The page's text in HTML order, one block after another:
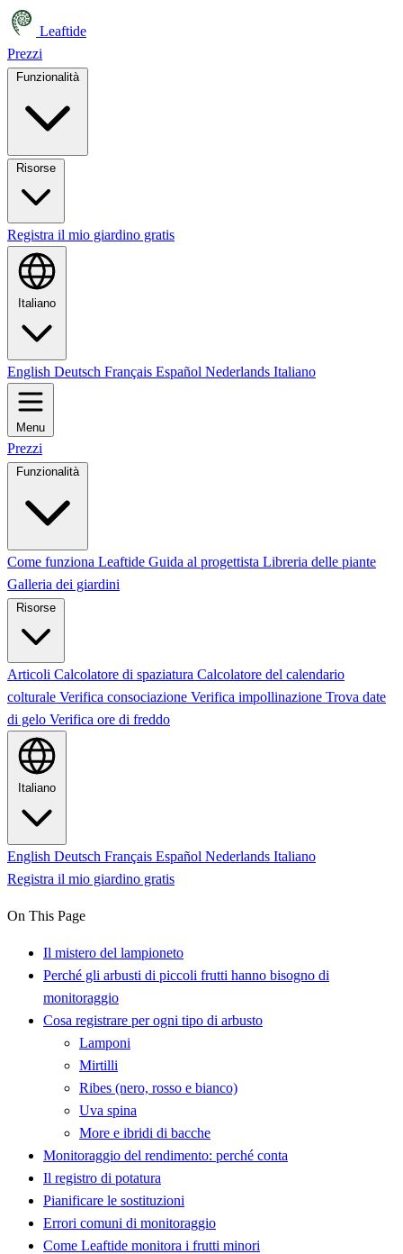
Leaftide
Prezzi
Funzionalità
Registra il mio giardino gratis
Italiano
English Deutsch Français Español Nederlands Italiano
Menu
Prezzi
Funzionalità
Come funziona Leaftide Guida al progettista Libreria delle piante
Galleria dei giardini
Risorse
Articoli Calcolatore di spaziatura Calcolatore del calendario
colturale Verifica consociazione Verifica impollinazione Trova date
di gelo Verifica ore di freddo
Italiano
English Deutsch Français Español Nederlands Italiano
Registra il mio giardino gratis
On This Page
Il mistero del lampioneto
Perché gli arbusti di piccoli frutti hanno bisogno di
monitoraggio
Cosa registrare per ogni tipo di arbusto
Lamponi
Mirtilli
Ribes (nero, rosso e bianco)
Uva spina
More e ibridi di bacche
Monitoraggio del rendimento: perché conta
Il registro di potatura
Pianificare le sostituzioni
Errori comuni di monitoraggio
Come Leaftide monitora i frutti minori